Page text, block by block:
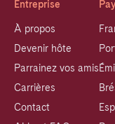
Entreprise
À propos
Devenir hôte
Parrainez vos amis
Carrières
Contact